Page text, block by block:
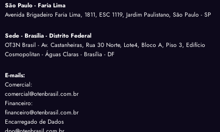
São Paulo - Faria Lima
Avenida Brigadeiro Faria Lima, 1811, ESC 1119, Jardim Paulistano, São Paulo - SP
Sede - Brasília - Distrito Federal
OT3N Brasil - Av. Castanheiras, Rua 30 Norte, Lote4, Bloco A, Piso 3, Edifício
Cosmopolitan - Águas Claras - Brasília - DF
E-mails:
Comercial:
comercial@otenbrasil.com.br
Financeiro:
financeiro@otenbrasil.com.br
Encarregado de Dados